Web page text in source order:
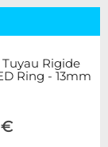
Rigide
Ring - 13mm
€